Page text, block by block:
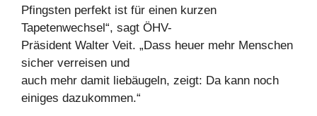
Pfingsten perfekt ist für einen kurzen
Tapetenwechsel“, sagt ÖHV-
Präsident Walter Veit. „Dass heuer mehr Menschen
sicher verreisen und
auch mehr damit liebäugeln, zeigt: Da kann noch
einiges dazukommen.“